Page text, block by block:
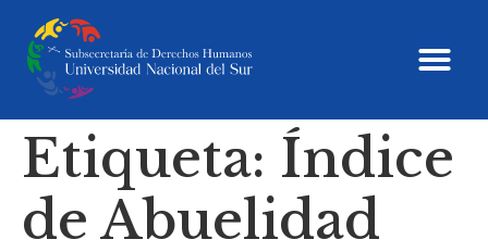
Etiqueta: Índice
de Abuelidad